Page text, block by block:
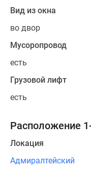
Вид из окна
во двор
Мусоропровод
есть
Грузовой лифт
есть
Расположение
Локация
Адмиралтейский